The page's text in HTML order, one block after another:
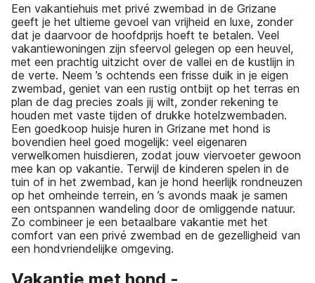
Een vakantiehuis met privé zwembad in de Grizane
geeft je het ultieme gevoel van vrijheid en luxe, zonder
dat je daarvoor de hoofdprijs hoeft te betalen. Veel
vakantiewoningen zijn sfeervol gelegen op een heuvel,
met een prachtig uitzicht over de vallei en de kustlijn in
de verte. Neem ’s ochtends een frisse duik in je eigen
zwembad, geniet van een rustig ontbijt op het terras en
plan de dag precies zoals jij wilt, zonder rekening te
houden met vaste tijden of drukke hotelzwembaden.
Een goedkoop huisje huren in Grizane met hond is
bovendien heel goed mogelijk: veel eigenaren
verwelkomen huisdieren, zodat jouw viervoeter gewoon
mee kan op vakantie. Terwijl de kinderen spelen in de
tuin of in het zwembad, kan je hond heerlijk rondneuzen
op het omheinde terrein, en ’s avonds maak je samen
een ontspannen wandeling door de omliggende natuur.
Zo combineer je een betaalbare vakantie met het
comfort van een privé zwembad en de gezelligheid van
een hondvriendelijke omgeving.
Vakantie met hond -